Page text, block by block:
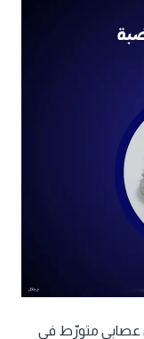
عصابي متورّط في